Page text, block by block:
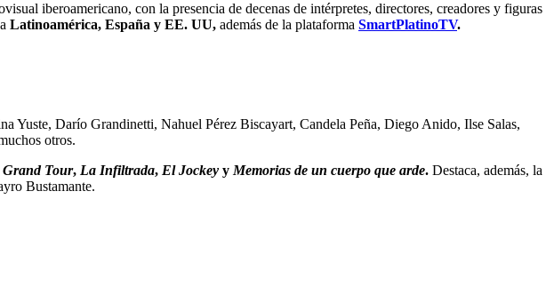
iberoamericano, con la presencia de decenas de intérpretes, directores, creadores y figuras
Latinoamérica, España y EE. UU, además de la plataforma SmartPlatinoTV.
Yuste, Darío Grandinetti, Nahuel Pérez Biscayart, Candela Peña, Diego Anido, Ilse Salas,
otros.
Grand Tour, La Infiltrada, El Jockey y Memorias de un cuerpo que arde. Destaca, además, la
Bustamante.